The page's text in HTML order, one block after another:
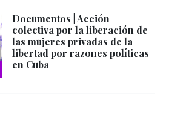
Documentos | Acción
colectiva por la liberación de
las mujeres privadas de la
libertad por razones políticas
en Cuba